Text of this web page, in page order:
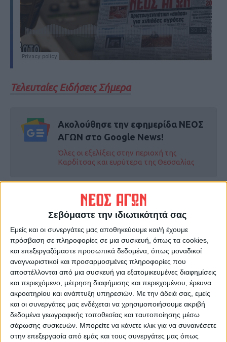
Σεβόμαστε την ιδιωτικότητά σας
Εμείς και οι συνεργάτες μας αποθηκεύουμε και/ή έχουμε
πρόσβαση σε πληροφορίες σε μια συσκευή, όπως τα cookies,
και επεξεργαζόμαστε προσωπικά δεδομένα, όπως μοναδικοί
αναγνωριστικοί και προσαρμοσμένες πληροφορίες που
αποστέλλονται από μια συσκευή για εξατομικευμένες διαφημίσεις
και περιεχόμενο, μέτρηση διαφήμισης και περιεχομένου, έρευνα
ακροατηρίου και ανάπτυξη υπηρεσιών. Με την άδειά σας, εμείς
και οι συνεργάτες μας ενδέχεται να χρησιμοποιήσουμε ακριβή
δεδομένα γεωγραφικής τοποθεσίας και ταυτοποίησης μέσω
σάρωσης συσκευών. Μπορείτε να κάνετε κλικ για να συναινέσετε
στην επεξεργασία από εμάς και τους συνεργάτες μας όπως
Τελευταίες Ειδήσεις Σήμερα
Ακολούθησε την εφημερίδα ΝΕΟΣ
ΑΓΩΝ στο Google News!
Όλες οι εξελίξεις στην περιοχή της
Καρδίτσας και ευρύτερα της Θεσσαλίας
ΠΡΟΗΓΟΥΜΕΝΟ ΑΡΘΡΟ
Το κάλεσμα των παικτών της
Αναγέννησης στους
φιλάθλους (video)
Γκόλ στα ερτζιανά 28/3/2024
ΝΕΟΣ ΑΓΩΝ